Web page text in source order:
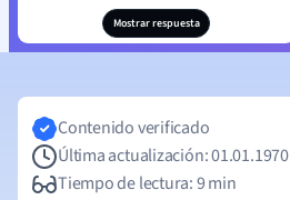
Mostrar respuesta
Contenido verificado
Última actualización: 01.01.1970
Tiempo de lectura: 9 min